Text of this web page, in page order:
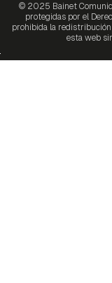
© 2025 Bainet
protegidas por el
prohibida la
esta web